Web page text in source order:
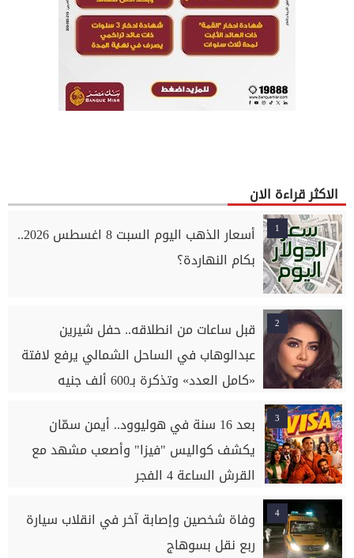
الاكثر قراءة الان
1
أسعار الذهب اليوم السبت 8 اغسطس 2026..
بكام النهاردة؟
2
قبل ساعات من انطلاقه.. حفل شيرين
عبدالوهاب في الساحل الشمالي يرفع لافتة
«كامل العدد» وتذكرة بـ600 ألف جنيه
3
بعد 16 سنة في هوليوود.. أيمن سمّان
يكشف كواليس "فيزا" وأصعب مشهد مع
القرش الساعة 4 الفجر
4
وفاة شخصين وإصابة آخر في انقلاب سيارة
ربع نقل بسوهاج